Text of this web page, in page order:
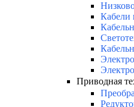
Кабели
Приводная